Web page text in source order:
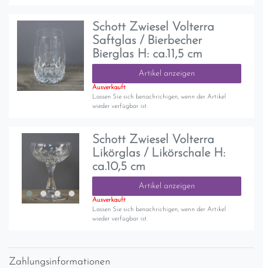
Schott Zwiesel Volterra
Saftglas / Bierbecher
Bierglas H: ca.11,5 cm
Artikel anzeigen
Ausverkauft
Lassen Sie sich benachrichigen, wenn der Artikel
wieder verfügbar ist.
Schott Zwiesel Volterra
Likörglas / Likörschale H:
ca.10,5 cm
Artikel anzeigen
Ausverkauft
Lassen Sie sich benachrichigen, wenn der Artikel
wieder verfügbar ist.
Zahlungsinformationen